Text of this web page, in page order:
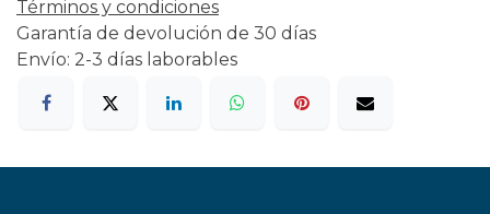
Términos y condiciones
Garantía de devolución de 30 días
Envío: 2-3 días laborables